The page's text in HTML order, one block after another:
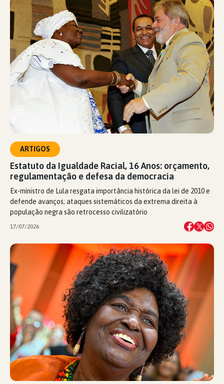
ARTIGOS
Estatuto da Igualdade Racial, 16 Anos: orçamento,
regulamentação e defesa da democracia
Ex-ministro de Lula resgata importância histórica da lei de 2010 e
defende avanços; ataques sistemáticos da extrema direita à
população negra são retrocesso civilizatório
17/07/2026